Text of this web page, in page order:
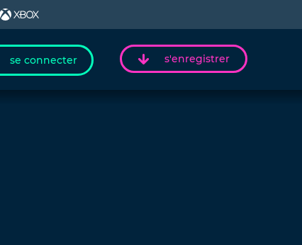
se connecter s'enregistrer